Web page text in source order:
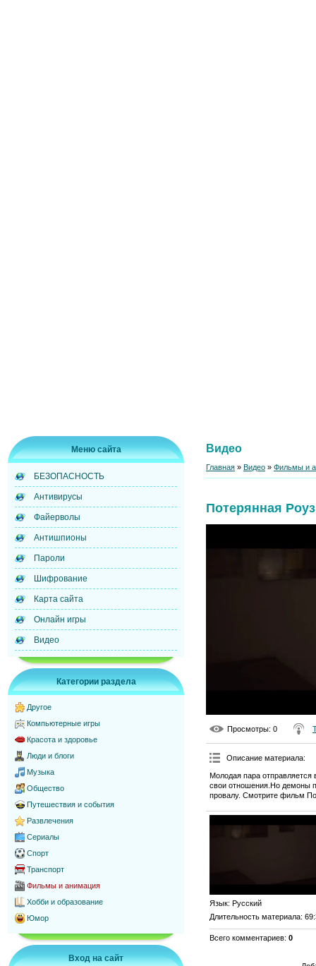
Меню сайта
БЕЗОПАСНОСТЬ
Антивирусы
Файерволы
Антишпионы
Пароли
Шифрование
Карта сайта
Онлайн игры
Видео
Категории раздела
Другое
Компьютерные игры
Красота и здоровье
Люди и блоги
Музыка
Общество
Путешествия и события
Развлечения
Сериалы
Спорт
Транспорт
Фильмы и анимация
Хобби и образование
Юмор
Вход на сайт
Видео
Главная » Видео » Фильмы и
Потерянная Роуз
Просмотры: 0
Описание материала:
Молодая пара отправляется
свои отношения.Но демоны
провалу. Смотрите фильм
Язык: Русский
Длительность материала:
Всего комментариев: 0